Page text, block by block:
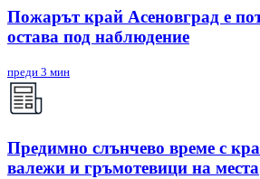
Пожарът край Асеновград е
остава под наблюдение
преди 3 мин
Предимно слънчево време с
валежи и гръмотевици на места